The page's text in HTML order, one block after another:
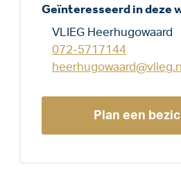
Geïnteresseerd in deze
VLIEG Heerhugowaard
072-5717144
heerhugowaard@vlieg.nl
Plan een